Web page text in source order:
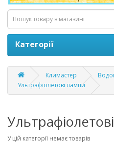
Категорії
Климастер
Ультрафіолетові лампи
У цій категорії немає товарів